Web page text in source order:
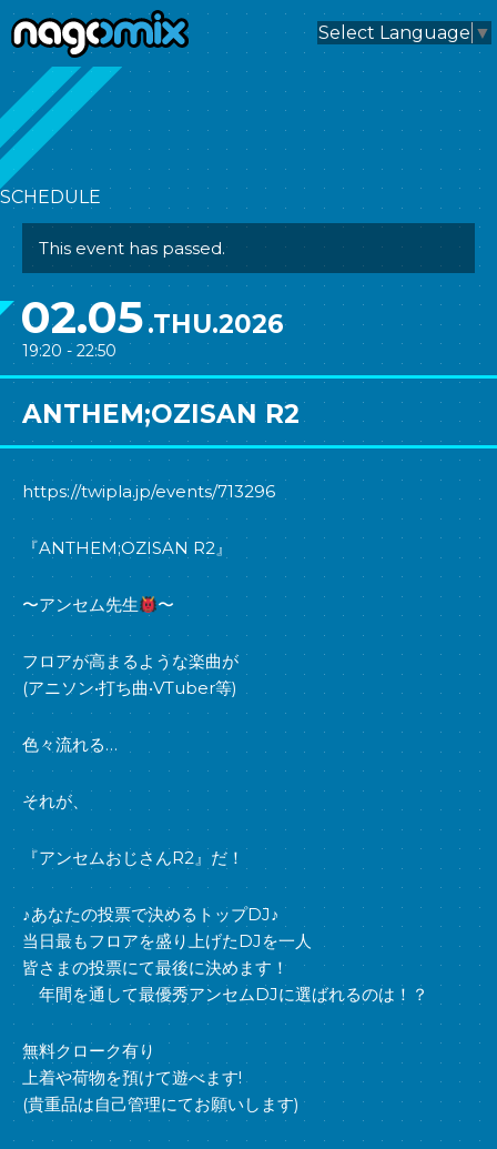
nagomix
Select Language ▼
SCHEDULE
This event has passed.
02.05.THU.2026
19:20 - 22:50
ANTHEM;OZISAN R2
https://twipla.jp/events/713296
『ANTHEM;OZISAN R2』
〜アンセム先生 〜
フロアが高まるような楽曲が
(アニソン•打ち曲•VTuber等)
色々流れる…
それが、
『アンセムおじさんR2』だ！
♪あなたの投票で決めるトップDJ♪
当日最もフロアを盛り上げたDJを一人
皆さまの投票にて最後に決めます！
年間を通して最優秀アンセムDJに選ばれるのは！？
無料クローク有り
上着や荷物を預けて遊べます!
(貴重品は自己管理にてお願いします)